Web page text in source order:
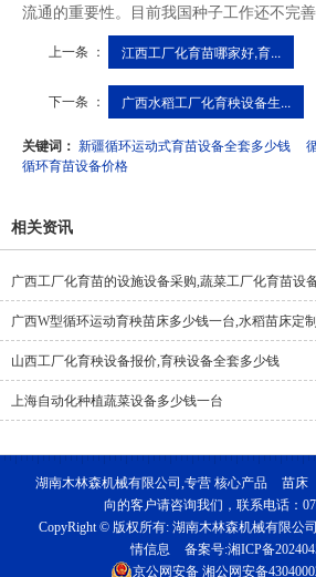
流通的重要性。目前我国种子工作还不完善
上一条 ： 江西工厂化育苗哪家好,育...
下一条 ： 广西水稻工厂化育秧设备生...
关键词： 新疆循环运动式育苗设备全套多少钱
循环育苗设备价格
相关资讯
广西工厂化育苗的设施设备采购,蔬菜工厂化育苗设
广西W型循环运动育秧苗床多少钱一台,水稻苗床定制
山西工厂化育秧设备报价,育秧设备全套多少钱
上海自动化种植蔬菜设备多少钱一台
湖南木林森机械有限公司,专营 核心产品 苗床
向的客户请咨询我们，联系电话：
CopyRight © 版权所有: 湖南木林森机械有限公司
情信息
备案号:湘ICP备
京公网安备湘公网安备